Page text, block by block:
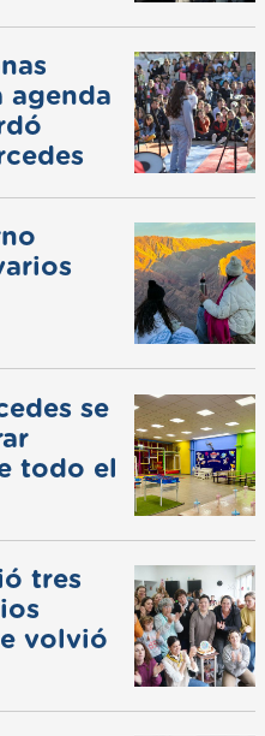
agenda
se
todo el
tres
volvió